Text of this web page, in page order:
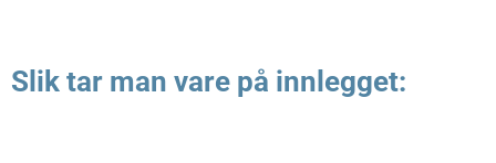
Slik tar man vare på innlegget: